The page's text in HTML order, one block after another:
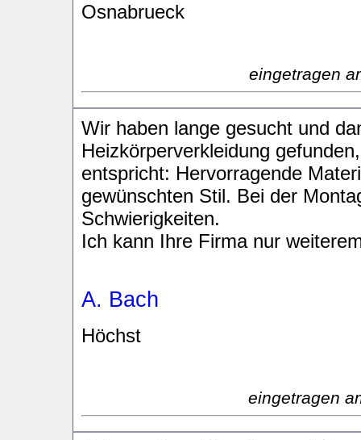
Osnabrueck
eingetragen
Wir haben lange gesucht und
Heizkörperverkleidung
entspricht: Hervorragende
gewünschten Stil. Bei der
Schwierigkeiten.
Ich kann Ihre Firma nur
A. Bach
Höchst
eingetragen